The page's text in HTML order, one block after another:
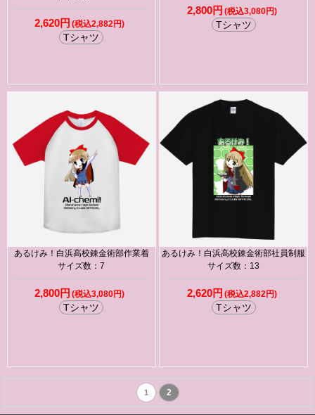
2,620円 (税込2,882円)
Tシャツ
2,800円 (税込3,080円)
Tシャツ
あるけみ！白浜高校錬金術部作業着
サイズ数：7
2,800円 (税込3,080円)
Tシャツ
あるけみ！白浜高校錬金術部社員制服
サイズ数：13
2,620円 (税込2,882円)
Tシャツ
1 2